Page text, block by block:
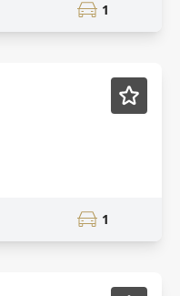
1
Mobiliado
1
Mobiliado